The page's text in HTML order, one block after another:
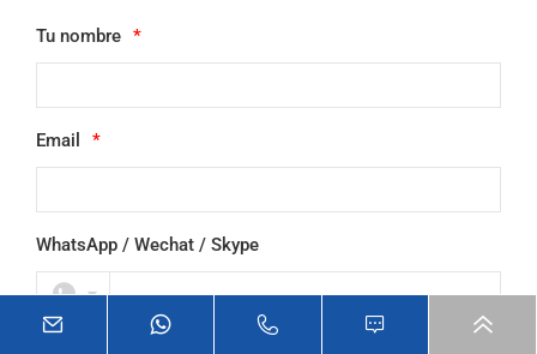
Tu nombre *
Email *
WhatsApp / Wechat / Skype